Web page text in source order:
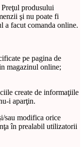
produsului
şi nu poate fi
a facut comanda online.
pe pagina de
magazinul online;
create de informaţiile
i aparţin.
sau modifica orice
în prealabil utilizatorii